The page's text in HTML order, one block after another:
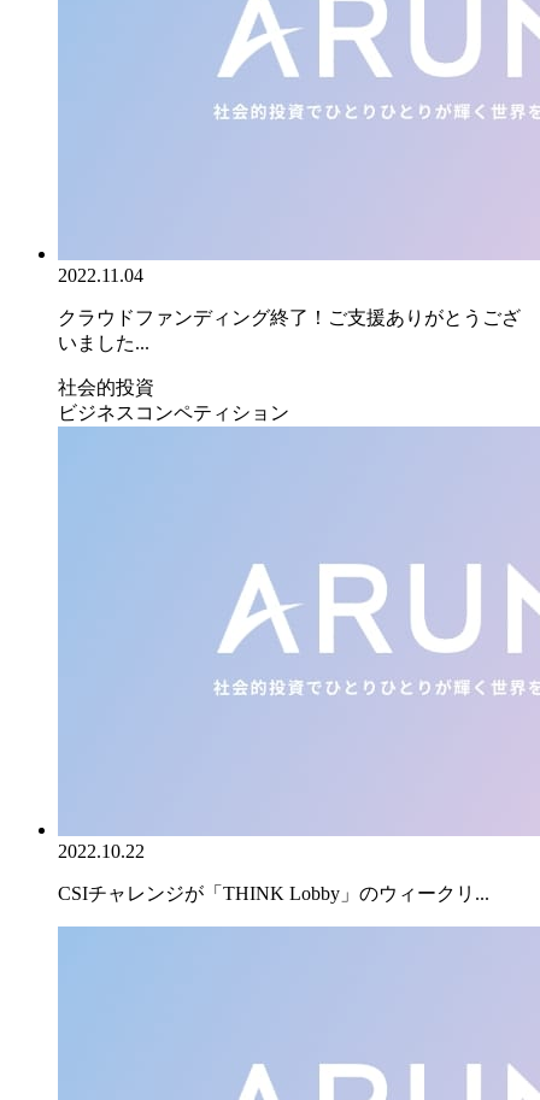
2022.11.04
クラウドファンディング終了！ご支援ありがとうござ
いました...
社会的投資
ビジネスコンペティション
2022.10.22
CSIチャレンジが「THINK Lobby」のウィークリ...